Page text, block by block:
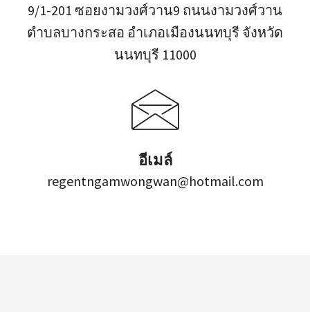
9/1-201 ซอยงามวงศ์วาน9 ถนนงามวงศ์วาน
ตำบลบางกระสอ อำเภอเมืองนนทบุรี จังหวัด
นนทบุรี 11000
อีเมล์
regentngamwongwan@hotmail.com